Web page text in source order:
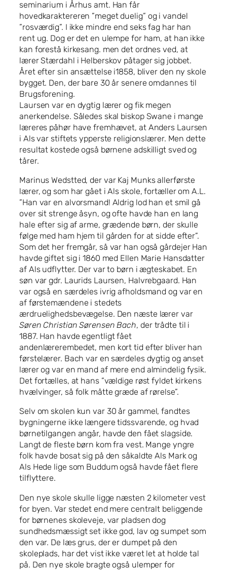
seminarium i Århus amt. Han får
hovedkaraktereren ”meget duelig” og i vandel
”rosværdig”. I ikke mindre end seks fag har han
rent ug. Dog er det en ulempe for ham, at han ikke
kan forestå kirkesang. men det ordnes ved, at
lærer Stærdahl i Helberskov påtager sig jobbet.
Året efter sin ansættelse i1858, bliver den ny skole
bygget. Den, der bare 30 år senere omdannes til
Brugsforening.
Laursen var en dygtig lærer og fik megen
anerkendelse. Således skal biskop Swane i mange
læreres påhør have fremhævet, at Anders Laursen
i Als var stiftets ypperste religionslærer. Men dette
resultat kostede også børnene adskilligt sved og
tårer.
Marinus Wedstted, der var Kaj Munks allerførste
lærer, og som har gået i Als skole, fortæller om A.L.
”Han var en alvorsmand! Aldrig lod han et smil gå
over sit strenge åsyn, og ofte havde han en lang
hale efter sig af arme, grædende børn, der skulle
følge med ham hjem til gården for at sidde efter”.
Som det her fremgår, så var han også gårdejer Han
havde giftet sig i 1860 med Ellen Marie Hansdatter
af Als udflytter. Der var to børn i ægteskabet. En
søn var gdr. Laurids Laursen, Halvrebgaard. Han
var også en særdeles ivrig afholdsmand og var en
af førstemændene i stedets
ærdruelighedsbevægelse. Den næste lærer var
Søren Christian Sørensen Bach, der trådte til i
1887. Han havde egentligt fået
andenlærerembedet, men kort tid efter bliver han
førstelærer. Bach var en særdeles dygtig og anset
lærer og var en mand af mere end almindelig fysik.
Det fortælles, at hans ”vældige røst fyldet kirkens
hvælvinger, så folk måtte græde af rørelse”.
Selv om skolen kun var 30 år gammel, fandtes
bygningerne ikke længere tidssvarende, og hvad
børnetilgangen angår, havde den fået slagside.
Langt de fleste børn kom fra vest. Mange yngre
folk havde bosat sig på den såkaldte Als Mark og
Als Hede lige som Buddum også havde fået flere
tilflyttere.
Den nye skole skulle ligge næsten 2 kilometer vest
for byen. Var stedet end mere centralt beliggende
for børnenes skoleveje, var pladsen dog
sundhedsmæssigt set ikke god, lav og sumpet som
den var. De læs grus, der er dumpet på den
skoleplads, har det vist ikke været let at holde tal
på. Den nye skole bragte også ulemper for